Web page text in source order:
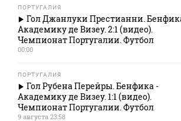
ПОРТУГАЛИЯ
Гол Джанлуки Престианни.
Академику де Визеу. 2:1 (видео).
Чемпионат Португалии. Футбол
00:00
ПОРТУГАЛИЯ
Гол Рубена Перейры. Бенфика -
Академику де Визеу. 1:1 (видео).
Чемпионат Португалии. Футбол
9 августа 23:58